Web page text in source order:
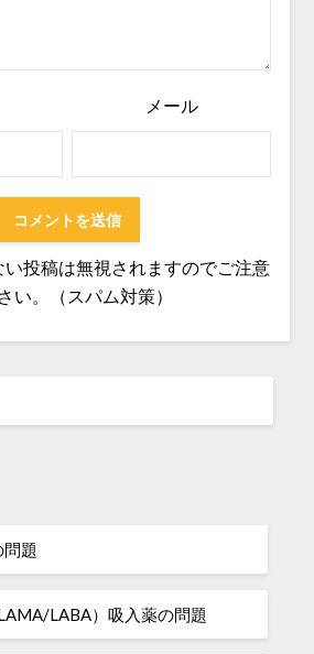
メール
い投稿は無視されますのでご注意
い。（スパム対策）
題
LABA）吸入薬の問題